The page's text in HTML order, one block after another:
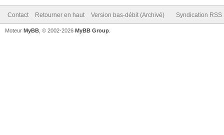
Contact Retourner en haut Version bas-débit (Archivé) Syndication RSS
Moteur MyBB , © 2002-2026 MyBB Group